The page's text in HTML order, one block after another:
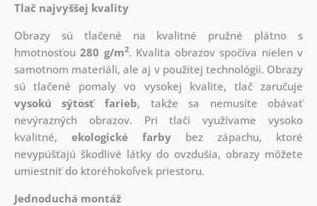
Tlač najvyššej kvality
Obrazy sú tlačené na kvalitné pružné plátno s
hmotnosťou280 g/m2. Kvalita obrazov spočíva nielen v
samotnom materiáli, ale aj v použitej technológii. Obrazy
sú tlačené pomaly vo vysokej kvalite, tlač zaručuje
vysokú sýtosť farieb, takže sa nemusíte obávať
nevýrazných obrazov. Pri tlači využívame vysoko
kvalitné, ekologické farby bez zápachu, ktoré
nevypúšťajú škodlivé látky do ovzdušia, obrazy môžete
umiestniť do ktoréhokoľvek priestoru.
Jednoduchá montáž